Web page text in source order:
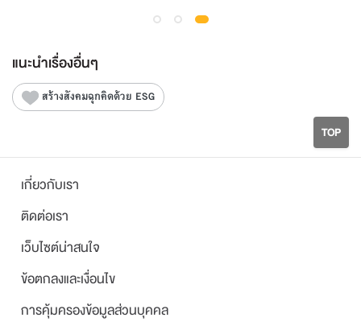
แนะนำเรื่องอื่นๆ
สร้างสังคมฉุกคิดด้วย ESG
TOP
เกี่ยวกับเรา
ติดต่อเรา
เว็บไซต์น่าสนใจ
ข้อตกลงและเงื่อนไข
การคุ้มครองข้อมูลส่วนบุคคล